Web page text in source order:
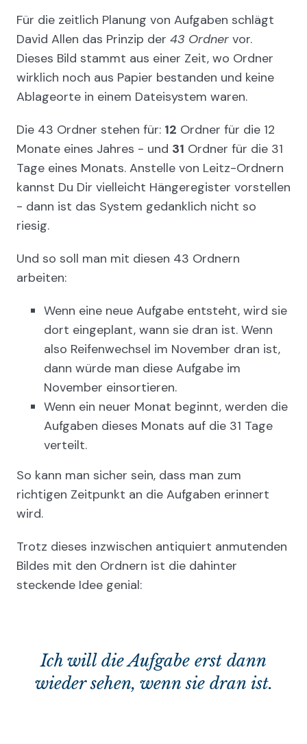
Für die zeitlich Planung von Aufgaben schlägt
David Allen das Prinzip der 43 Ordner vor.
Dieses Bild stammt aus einer Zeit, wo Ordner
wirklich noch aus Papier bestanden und keine
Ablageorte in einem Dateisystem waren.
Die 43 Ordner stehen für: 12 Ordner für die 12
Monate eines Jahres - und 31 Ordner für die 31
Tage eines Monats. Anstelle von Leitz-Ordnern
kannst Du Dir vielleicht Hängeregister vorstellen
- dann ist das System gedanklich nicht so
riesig.
Und so soll man mit diesen 43 Ordnern
arbeiten:
Wenn eine neue Aufgabe entsteht, wird sie
dort eingeplant, wann sie dran ist. Wenn
also Reifenwechsel im November dran ist,
dann würde man diese Aufgabe im
November einsortieren.
Wenn ein neuer Monat beginnt, werden die
Aufgaben dieses Monats auf die 31 Tage
verteilt.
So kann man sicher sein, dass man zum
richtigen Zeitpunkt an die Aufgaben erinnert
wird.
Trotz dieses inzwischen antiquiert anmutenden
Bildes mit den Ordnern ist die dahinter
steckende Idee genial:
Ich will die Aufgabe erst dann
wieder sehen, wenn sie dran ist.